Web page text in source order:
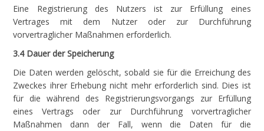
Eine Registrierung des Nutzers ist zur Erfüllung eines
Vertrages mit dem Nutzer oder zur Durchführung
vorvertraglicher Maßnahmen erforderlich.
3.4 Dauer der Speicherung
Die Daten werden gelöscht, sobald sie für die Erreichung des
Zweckes ihrer Erhebung nicht mehr erforderlich sind. Dies ist
für die während des Registrierungsvorgangs zur Erfüllung
eines Vertrags oder zur Durchführung vorvertraglicher
Maßnahmen dann der Fall, wenn die Daten für die